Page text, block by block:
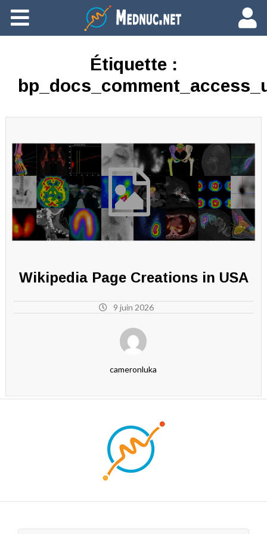
Ajouter du contenu
Étiquette :
Wikipedia Page Creations in USA
9 juin 2026
cameronluka